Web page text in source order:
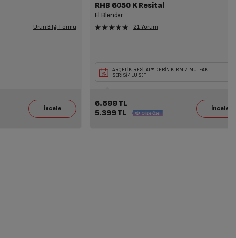
Seçili Beyaz Eşya veya TV ile Birlikte Seçili
Mikrodalga Alımına 7.199 TL İndirim!
Ürün Bilgi Formu
RHB 6050 K Resital
El Blender
21 Yorum
ARÇELİK RESİTAL® DERİN KIRMIZI MUTFAK
SERİSİ 4'LÜ SET
6.899 TL
5.399 TL